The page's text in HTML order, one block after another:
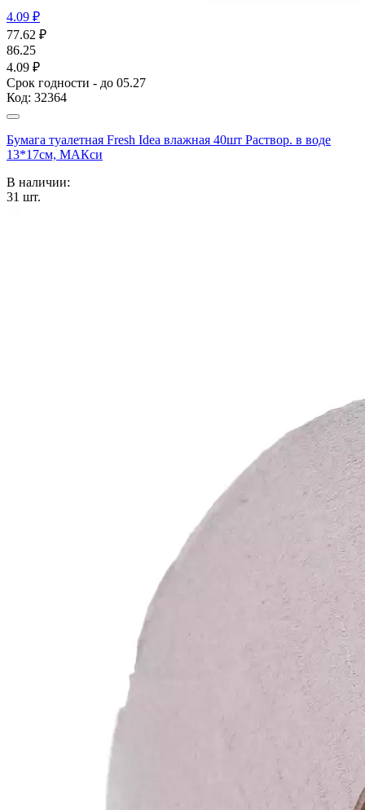
4.09 ₽
77.62 ₽
86.25
4.09 ₽
Срок годности - до 05.27
Код: 32364
Бумага туалетная Fresh Idea влажная 40шт Раствор. в воде
13*17см, МАКси
В наличии:
31 шт.